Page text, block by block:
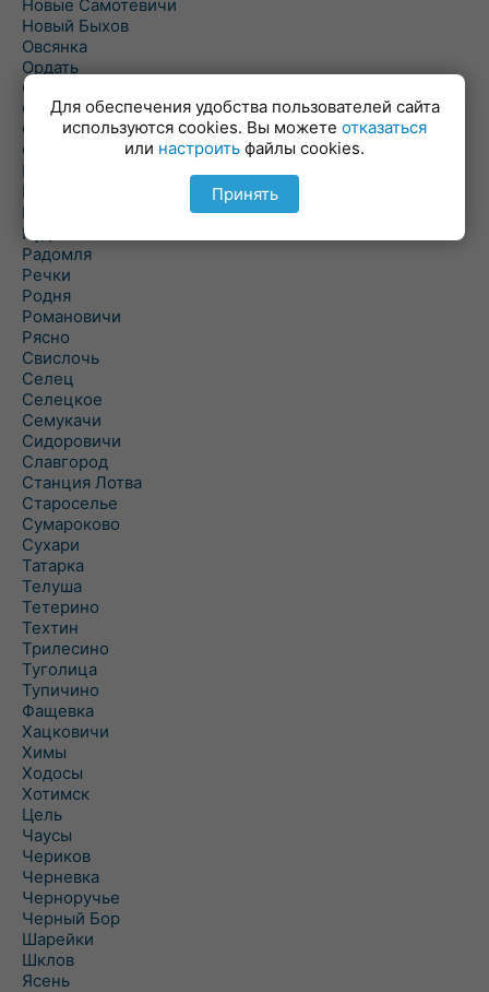
Новые Самотевичи
Новый Быхов
Овсянка
Ордать
Ореховка
Осиновка
Осиповичи
Осово
Павловичи
Паршино
Петуховка
Пудовня
Радомля
Речки
Родня
Романовичи
Рясно
Свислочь
Селец
Селецкое
Семукачи
Сидоровичи
Славгород
Станция Лотва
Староселье
Сумароково
Сухари
Татарка
Телуша
Тетерино
Техтин
Трилесино
Туголица
Тупичино
Фащевка
Хацковичи
Химы
Ходосы
Хотимск
Цель
Чаусы
Чериков
Черневка
Черноручье
Черный Бор
Шарейки
Шклов
Ясень
Для обеспечения удобства пользователей сайта
используются cookies. Вы можете отказаться
или настроить файлы cookies.
Принять